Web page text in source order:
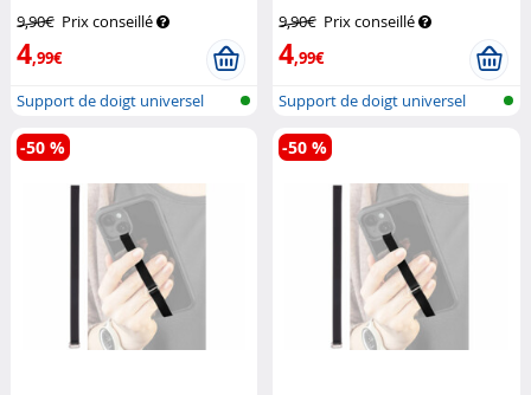
9,90€ Prix conseillé
4,99€
Support de doigt universel
pour tél...
9,90€ Prix conseillé
4,99€
Support de doigt universel
pour tél...
-50 % -50 %